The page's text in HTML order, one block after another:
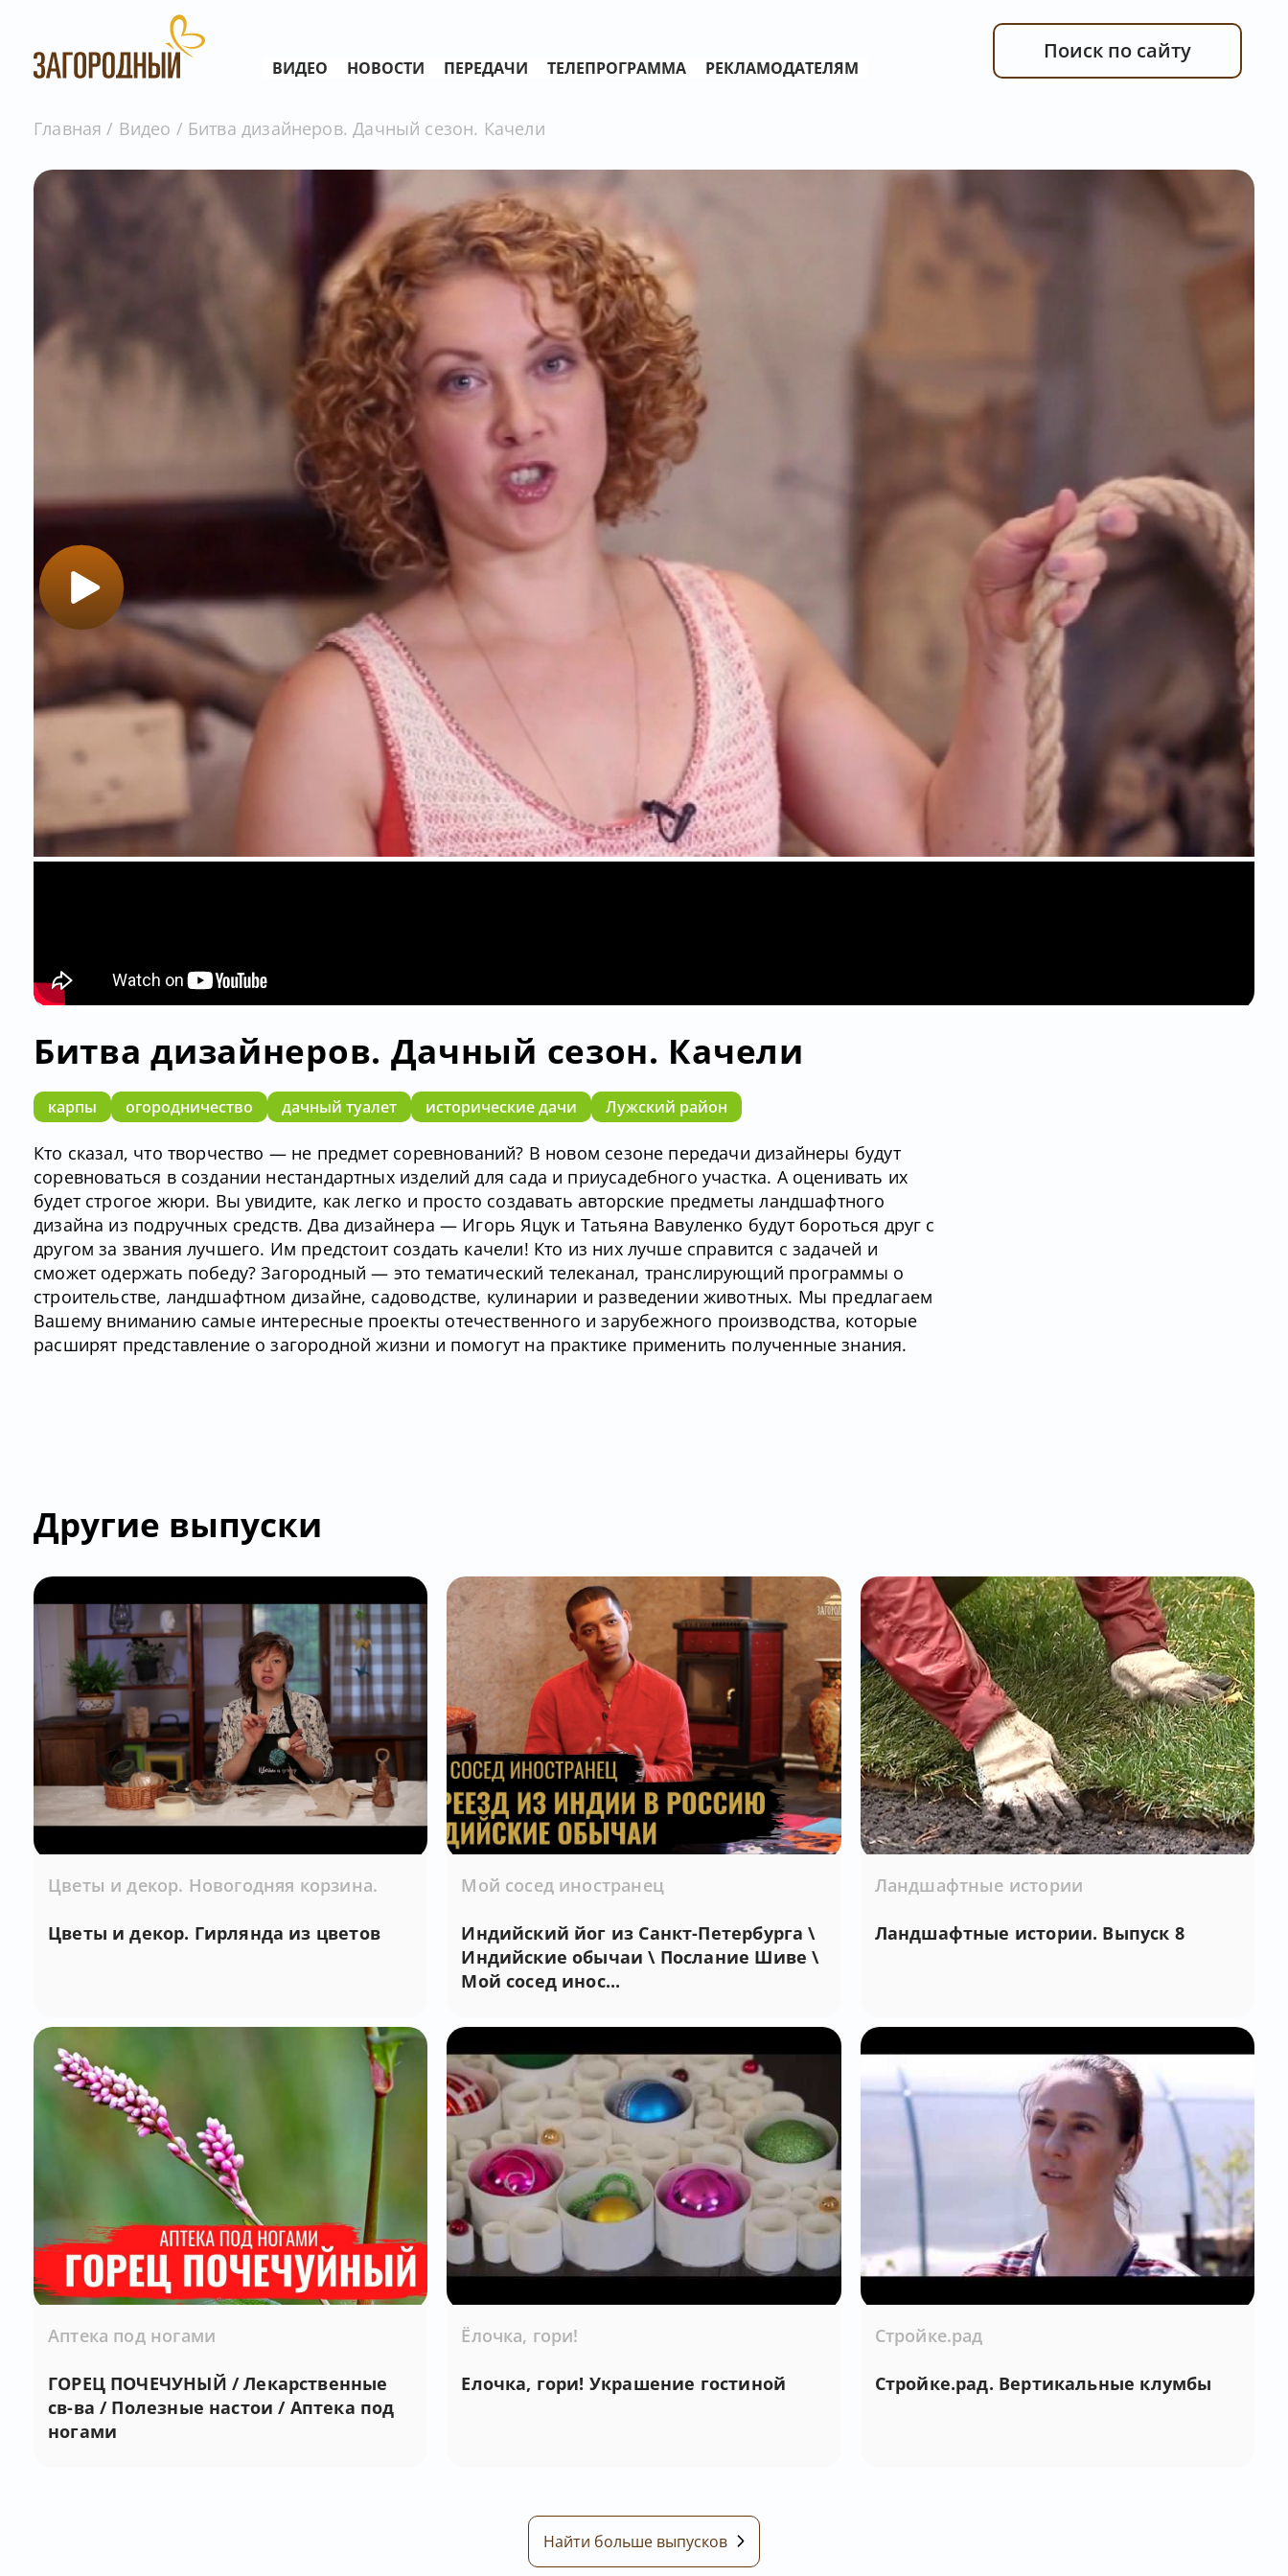
ВИДЕО НОВОСТИ ПЕРЕДАЧИ ТЕЛЕПРОГРАММА РЕКЛАМОДАТЕЛЯМ
Поиск по сайту
Главная Видео Битва дизайнеров. Дачный сезон. Качели
Битва дизайнеров. Дачный сезон. Качели
карпы огородничество дачный туалет исторические дачи Лужский район
Кто сказал, что творчество — не предмет соревнований? В новом сезоне передачи дизайнеры будут
соревноваться в создании нестандартных изделий для сада и приусадебного участка. А оценивать их
будет строгое жюри. Вы увидите, как легко и просто создавать авторские предметы ландшафтного
дизайна из подручных средств. Два дизайнера — Игорь Яцук и Татьяна Вавуленко будут бороться друг с
другом за звания лучшего. Им предстоит создать качели! Кто из них лучше справится с задачей и
сможет одержать победу? Загородный — это тематический телеканал, транслирующий программы о
строительстве, ландшафтном дизайне, садоводстве, кулинарии и разведении животных. Мы предлагаем
Вашему вниманию самые интересные проекты отечественного и зарубежного производства, которые
расширят представление о загородной жизни и помогут на практике применить полученные знания.
Другие выпуски
Цветы и декор. Новогодняя корзина.
Цветы и декор. Гирлянда из цветов
Мой сосед иностранец
Индийский йог из Санкт-Петербурга \
Индийские обычаи \ Послание Шиве \
Мой сосед инос...
Ландшафтные истории
Ландшафтные истории. Выпуск 8
Аптека под ногами
ГОРЕЦ ПОЧЕЧУНЫЙ / Лекарственные
св-ва / Полезные настои / Аптека под
ногами
Ёлочка, гори!
Елочка, гори! Украшение гостиной
Стройке.рад
Стройке.рад. Вертикальные клумбы
Найти больше выпусков